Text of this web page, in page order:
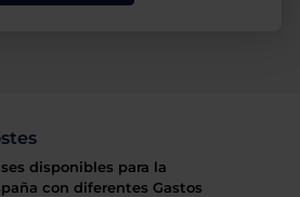
disponibles para la
con diferentes Gastos